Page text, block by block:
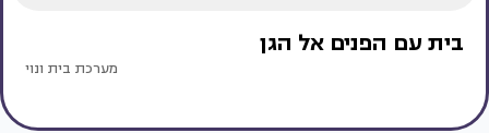
בית עם הפנים אל הגן
מערכת בית ונוי